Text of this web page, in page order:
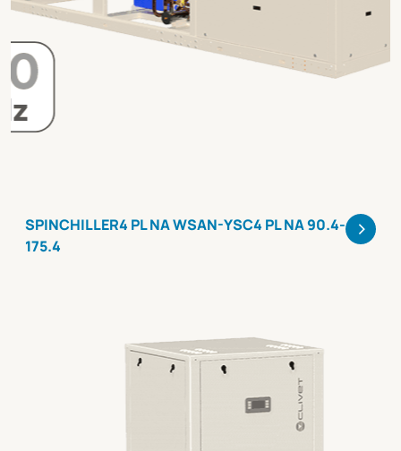
SPINCHILLER4 PL NA WSAN-YSC4 PL NA 90.4-
175.4
>